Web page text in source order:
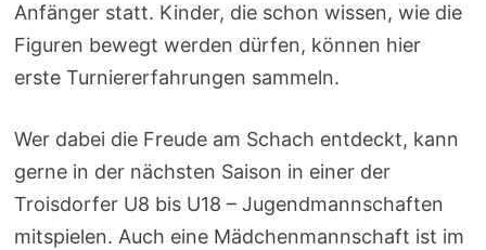
Anfänger statt. Kinder, die schon wissen, wie die
Figuren bewegt werden dürfen, können hier
erste Turniererfahrungen sammeln.
Wer dabei die Freude am Schach entdeckt, kann
gerne in der nächsten Saison in einer der
Troisdorfer U8 bis U18 – Jugendmannschaften
mitspielen. Auch eine Mädchenmannschaft ist im